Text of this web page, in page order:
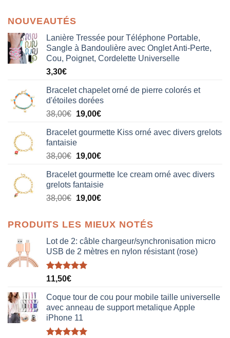
NOUVEAUTÉS
Lanière Tressée pour Téléphone Portable,
Sangle à Bandoulière avec Onglet Anti-Perte,
Cou, Poignet, Cordelette Universelle
3,30€
Bracelet chapelet orné de pierre colorés et
d'étoiles dorées
38,00€ Le
initial
était :
38,00€.
19,00€Le
actuel
19,00€.
Bracelet gourmette Kiss orné avec divers grelots
fantaisie
38,00€ Le
initial
était :
38,00€.
19,00€Le
actuel
est :
19,00€.
Bracelet gourmette Ice cream orné avec divers
grelots fantaisie
38,00€ Le
était :
38,00€.
19,00€Le
est :
19,00€.
PRODUITS LES MIEUX NOTÉS
Lot de 2: câble chargeur/synchronisation micro
USB de 2 mètres en nylon résistant (rose)
Note5.00
11,50€
Coque tour de cou pour mobile taille universelle
avec anneau de support metalique Apple
iPhone 11